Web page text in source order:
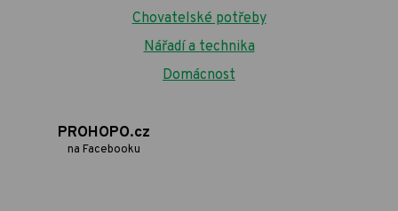
Chovatelské potřeby
Nářadí a technika
Domácnost
PROHOPO.cz
na Facebooku